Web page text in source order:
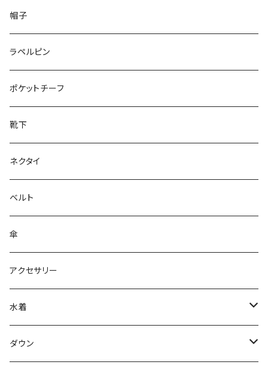
50/XL～
48/L
50/XL～
26cm～
27cm～
28cm～
帽子
ラペルピン
ポケットチーフ
靴下
ネクタイ
ベルト
傘
アクセサリー
水着
～44/S
ダウン